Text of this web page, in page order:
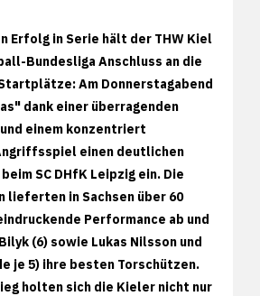
Erfolg in Serie hält der THW Kiel
Bundesliga Anschluss an die
Am Donnerstagabend
dank einer überragenden
einem konzentriert
einen deutlichen
SC DHfK Leipzig ein. Die
lieferten in Sachsen über 60
Performance ab und
(6) sowie Lukas Nilsson und
je 5) ihre besten Torschützen.
holten sich die Kieler nicht nur